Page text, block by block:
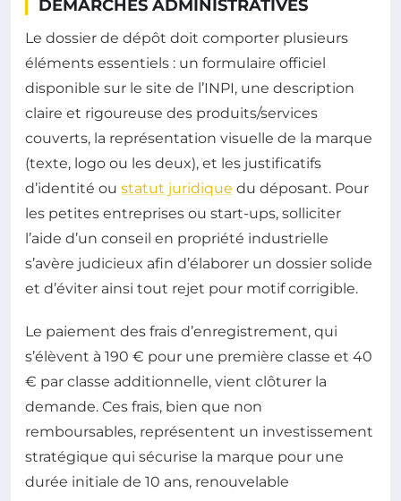
DÉMARCHES ADMINISTRATIVES
Le dossier de dépôt doit comporter plusieurs
éléments essentiels : un formulaire officiel
disponible sur le site de l’INPI, une description
claire et rigoureuse des produits/services
couverts, la représentation visuelle de la marque
(texte, logo ou les deux), et les justificatifs
d’identité ou statut juridique du déposant. Pour
les petites entreprises ou start-ups, solliciter
l’aide d’un conseil en propriété industrielle
s’avère judicieux afin d’élaborer un dossier solide
et d’éviter ainsi tout rejet pour motif corrigible.
Le paiement des frais d’enregistrement, qui
s’élèvent à 190 € pour une première classe et 40
€ par classe additionnelle, vient clôturer la
demande. Ces frais, bien que non
remboursables, représentent un investissement
stratégique qui sécurise la marque pour une
durée initiale de 10 ans, renouvelable